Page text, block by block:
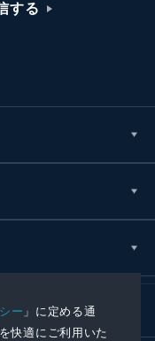
ー 」に定める通
快適にご利用いた
する